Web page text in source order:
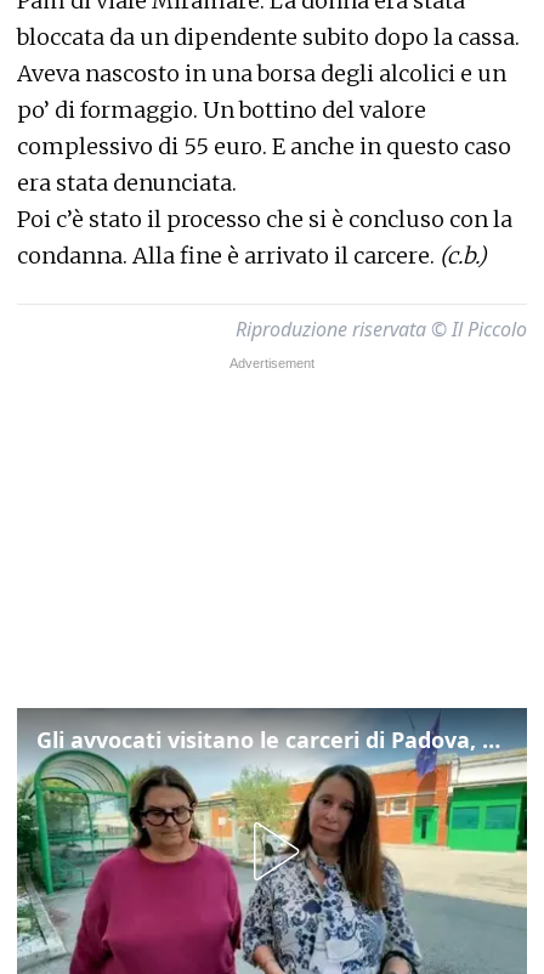
bloccata da un dipendente subito dopo la cassa.
Aveva nascosto in una borsa degli alcolici e un
po’ di formaggio. Un bottino del valore
complessivo di 55 euro. E anche in questo caso
era stata denunciata.
Poi c’è stato il processo che si è concluso con la
condanna. Alla fine è arrivato il carcere. (c.b.)
Riproduzione riservata © Il Piccolo
Gli avvocati visitano le carceri di Padova, ecco cosa hanno trovato